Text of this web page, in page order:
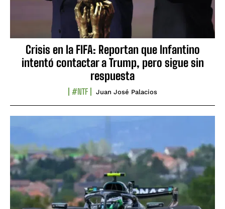
Crisis en la FIFA: Reportan que Infantino
intentó contactar a Trump, pero sigue sin
respuesta
#NTF Juan José Palacios